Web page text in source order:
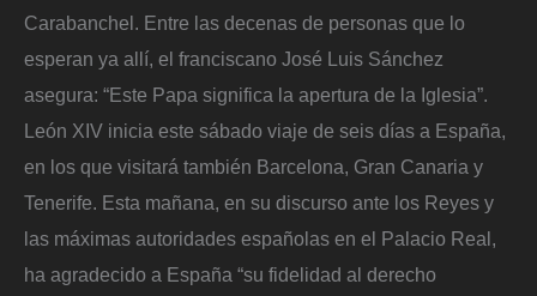
Carabanchel. Entre las decenas de personas que lo
esperan ya allí, el franciscano José Luis Sánchez
asegura: “Este Papa significa la apertura de la Iglesia”.
León XIV inicia este sábado viaje de seis días a España,
en los que visitará también Barcelona, Gran Canaria y
Tenerife. Esta mañana, en su discurso ante los Reyes y
las máximas autoridades españolas en el Palacio Real,
ha agradecido a España “su fidelidad al derecho